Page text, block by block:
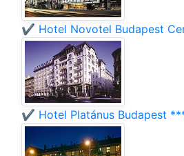
✔️ Hotel Novotel Budapest
✔️ Hotel Platánus Budapest